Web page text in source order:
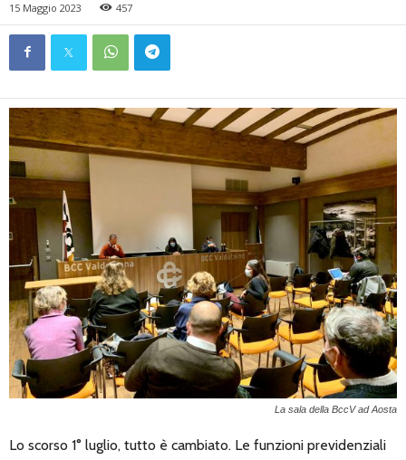
15 Maggio 2023 457
La sala della BccV ad Aosta
Lo scorso 1° luglio, tutto è cambiato. Le funzioni previdenziali